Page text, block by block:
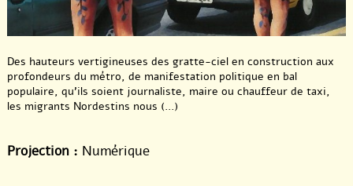
Des hauteurs vertigineuses des gratte-ciel en construction aux
profondeurs du métro, de manifestation politique en bal
populaire, qu’ils soient journaliste, maire ou chauffeur de taxi,
les migrants Nordestins nous (...)
Projection : Numérique